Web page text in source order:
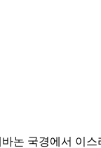
논 국경에서 이